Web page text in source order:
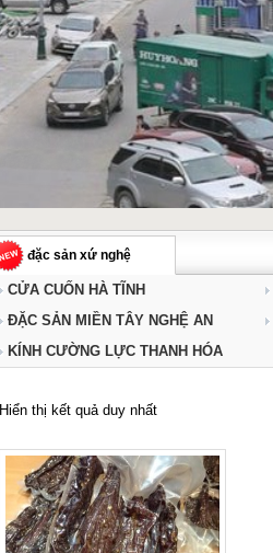
đặc sản xứ nghệ
CỬA CUỐN HÀ TĨNH
ĐẶC SẢN MIỀN TÂY NGHỆ AN
KÍNH CƯỜNG LỰC THANH HÓA
Hiển thị kết quả duy nhất